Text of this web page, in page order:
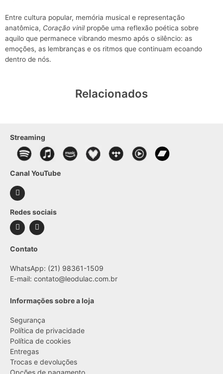
Entre cultura popular, memória musical e representação
anatômica, Coração vinilpropõe uma reflexão poética sobre
aquilo que permanece vibrando mesmo após o silêncio: as
emoções, as lembranças e os ritmos que continuam ecoando
dentro de nós.
Relacionados
Streaming
Canal YouTube
Redes sociais
Contato
WhatsApp: (21) 98361-1509
E-mail: contato@leodulac.com.br
Informações sobre a loja
Segurança
Política de privacidade
Política de cookies
Entregas
Trocas e devoluções